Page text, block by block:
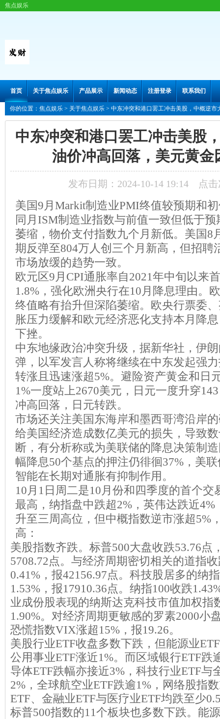
焦点娱乐
首页 关于焦点娱乐 产品展示 新闻动态 注册登录 联系我们
你的位置： 焦点娱乐 > 关于焦点娱乐 > 中东冲突和港口罢工冲击美股，中概逆
中东冲突和港口罢工冲击美股
油价冲高回落，美元黄金
发布日期：2024-10-14 19:14 点击
美国9月Markit制造业PMI终值较预期和
同月ISM制造业指数与前值一致但低于
萎缩，物价支付指数九个月新低。美国8
期反弹至804万人创三个月新高，但招聘
市场放缓的趋势一致。
欧元区9月CPI通胀率自2021年中旬以来
1.8%，强化欧洲央行在10月降息理由。
终值略有抬升但深陷萎缩。欧央行票委
胀压力缓解和欧元经济恶化支持本月降
下挫。
中东地缘政治冲突升级，据新华社，伊
弹，以军发言人称将继续在中东发起强
转涨且迅速涨超5%。避险资产黄金和日
1%一度站上2670美元，日元一度升穿
冲高回落，日元转跌。
市场还关注美国东海岸和墨西哥湾沿岸
给美国经济造成数亿美元的损失，导致
断，有分析称或为美联储的降息决策制
幅降息50个基点的押注仍徘徊37%，美
智能在长期对通胀有抑制作用。
10月1日周二是10月份和四季度的首个交
最高，纳指盘中跌超2%，英伟达跌近
升至三周高位，但中概指数逆市涨超5%
高：
美股指数齐跌。标普500大盘收跌53.76点
5708.72点。与经济周期密切相关的道指
0.41%，报42156.97点。科技股居多的纳
1.53%，报17910.36点。纳指100收跌
业成份股表现的纳斯达克科技市值加权指
1.90%。对经济周期更敏感的罗素2000小
恐慌指数VIX涨超15%，报19.26。
美股行业ETF收盘多数下跌，但能源业
公用事业ETF涨近1%。而区域银行ETF跌
导体ETF跌幅亦接近3%，科技行业ETF与
2%，全球航空业ETF跌逾1%，网络股指
ETF、金融业ETF与医疗业ETF均跌至少
标普500指数的11个板块也多数下跌。能